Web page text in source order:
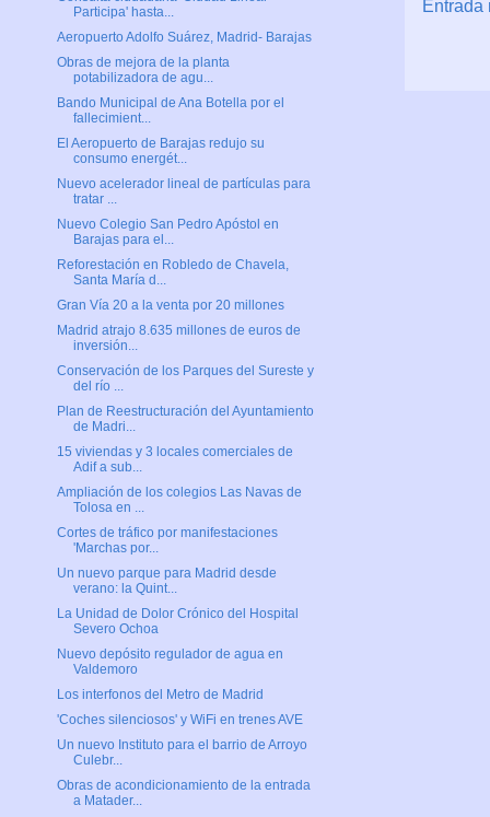
Entrada
Participa' hasta...
Aeropuerto Adolfo Suárez, Madrid- Barajas
Obras de mejora de la planta
potabilizadora de agu...
Bando Municipal de Ana Botella por el
fallecimient...
El Aeropuerto de Barajas redujo su
consumo energét...
Nuevo acelerador lineal de partículas para
tratar ...
Nuevo Colegio San Pedro Apóstol en
Barajas para el...
Reforestación en Robledo de Chavela,
Santa María d...
Gran Vía 20 a la venta por 20 millones
Madrid atrajo 8.635 millones de euros de
inversión...
Conservación de los Parques del Sureste y
del río ...
Plan de Reestructuración del Ayuntamiento
de Madri...
15 viviendas y 3 locales comerciales de
Adif a sub...
Ampliación de los colegios Las Navas de
Tolosa en ...
Cortes de tráfico por manifestaciones
'Marchas por...
Un nuevo parque para Madrid desde
verano: la Quint...
La Unidad de Dolor Crónico del Hospital
Severo Ochoa
Nuevo depósito regulador de agua en
Valdemoro
Los interfonos del Metro de Madrid
'Coches silenciosos' y WiFi en trenes AVE
Un nuevo Instituto para el barrio de Arroyo
Culebr...
Obras de acondicionamiento de la entrada
a Matader...